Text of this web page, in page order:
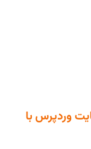
وردپرس با